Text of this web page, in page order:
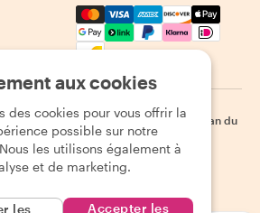
Mastercard, Visa, Amex,
| Politique de confidentialité | Cookies
Plan du
site
aux cookies
des cookies pour vous offrir la
possible sur notre
les utilisons également à
et de marketing.
les Accepter les